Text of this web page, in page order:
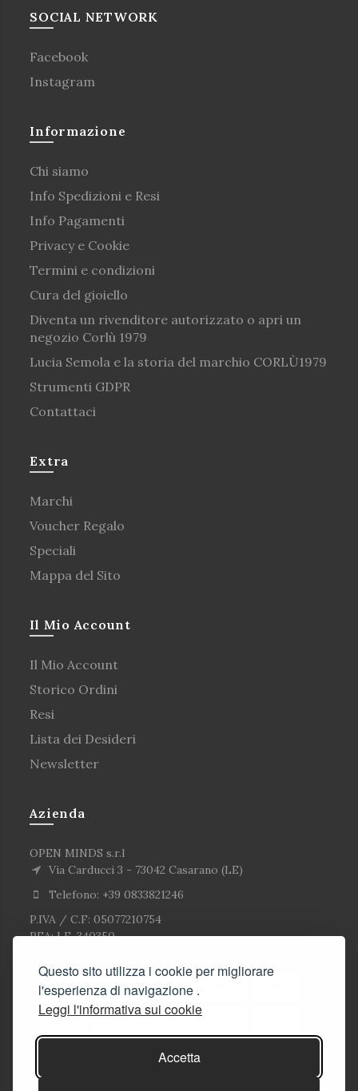
Questo sito utilizza i cookie per migliorare
l'esperienza di navigazione .
Leggi l'informativa sui cookie
Accetta
SOCIAL NETWORK
Facebook
Instagram
Informazione
Chi siamo
Info Spedizioni e Resi
Info Pagamenti
Privacy e Cookie
Termini e condizioni
Cura del gioiello
Diventa un rivenditore autorizzato o apri un
negozio Corlù 1979
Lucia Semola e la storia del marchio CORLÙ1979
Strumenti GDPR
Contattaci
Extra
Marchi
Voucher Regalo
Speciali
Mappa del Sito
Il Mio Account
Il Mio Account
Storico Ordini
Resi
Lista dei Desideri
Newsletter
Azienda
OPEN MINDS s.r.l
Via Carducci 3 - 73042 Casarano (LE)
Telefono: +39 0833821246
P.IVA / C.F: 05077210754
REA: LE-340350